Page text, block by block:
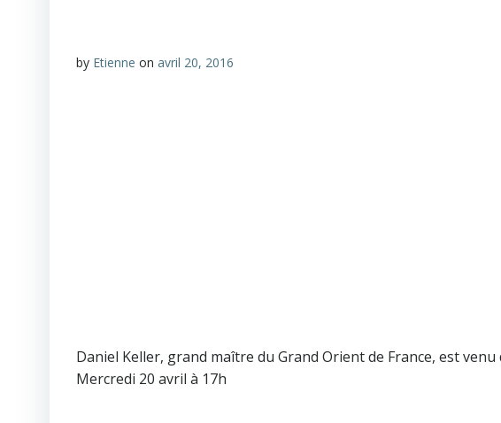
by Etienne on avril 20, 2016
Daniel Keller, grand maître du Grand Orient de France, est
Mercredi 20 avril à 17h